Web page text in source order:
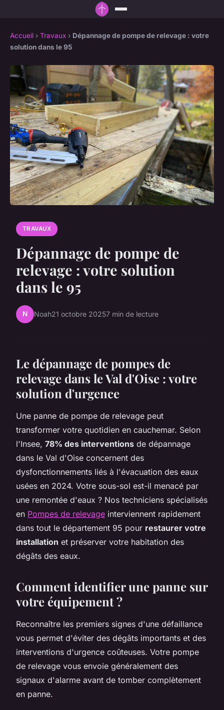
Accueil › Travaux › Dépannage de pompe de relevage : votre
solution dans le 95
TRAVAUX
Dépannage de pompe de
relevage : votre solution
dans le 95
N Noah21 octobre 20257 min de lecture
Le dépannage de pompes de
relevage dans le Val d'Oise : votre
solution d'urgence
Une panne de pompe de relevage peut
transformer votre quotidien en cauchemar. Selon
l'Insee, 78% des interventions de dépannage
dans le Val d'Oise concernent des
dysfonctionnements liés à l'évacuation des eaux
usées en 2024. Votre sous-sol est-il menacé par
une remontée d'eaux ? Nos techniciens spécialisés
en Pompes de relevage interviennent rapidement
dans tout le département 95 pour restaurer votre
installation et préserver votre habitation des
dégâts des eaux.
Comment identifier une panne sur
votre équipement ?
Reconnaître les premiers signes d'une défaillance
vous permet d'éviter des dégâts importants et des
interventions d'urgence coûteuses. Votre pompe
de relevage vous envoie généralement des
signaux d'alarme avant de tomber complètement
en panne.